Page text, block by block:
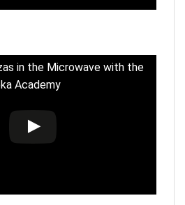
in the Microwave with the
Academy